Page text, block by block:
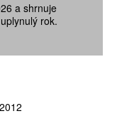
a shrnuje
rok.